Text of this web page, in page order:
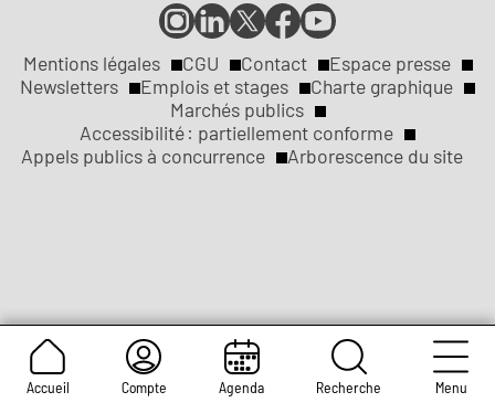
Accueil Compte Agenda Recherche Menu
Réseaux
sociaux
Compte
Instagram
de
la
ville
de
Rouen
Compte
LinkedIn
de
la
ville
de
Rouen
Compte
X
de
la
ville
de
Rouen
Page
Facebook
de
la
ville
de
Rouen
Page
YouTube
de
la
ville
de
Rouen
Liens
légaux
Mentions légales CGU Contact
Espace presse
Newsletters
Emplois et stages
Charte graphique
Marchés publics
Accessibilité : partiellement conforme
Appels publics à concurrence
Arborescence du site